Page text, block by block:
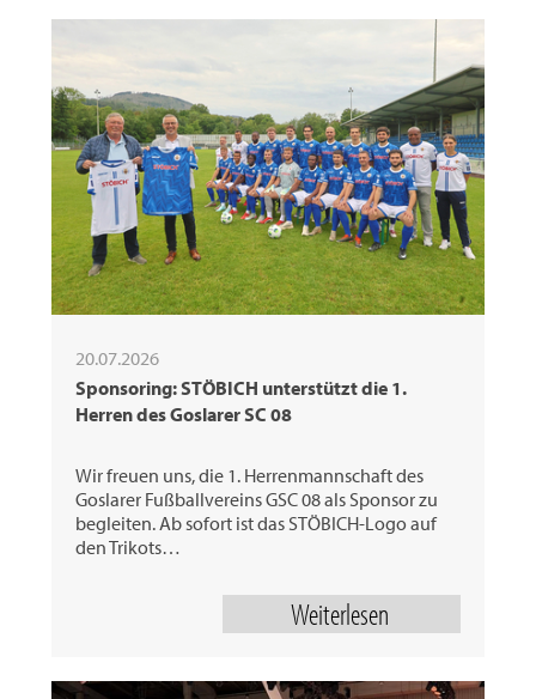
20.07.2026
Sponsoring: STÖBICH unterstützt die 1.
Herren des Goslarer SC 08
Wir freuen uns, die 1. Herrenmannschaft des
Goslarer Fußballvereins GSC 08 als Sponsor zu
begleiten. Ab sofort ist das STÖBICH-Logo auf
den Trikots…
Weiterlesen